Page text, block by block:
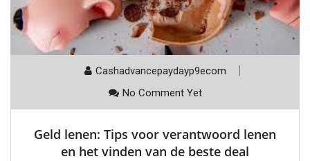
Cashadvancepaydayp9ecom
No Comment Yet
Geld lenen: Tips voor verantwoord lenen
en het vinden van de beste deal